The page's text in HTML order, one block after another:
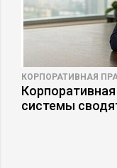
КОРПОРАТИВНАЯ
системы